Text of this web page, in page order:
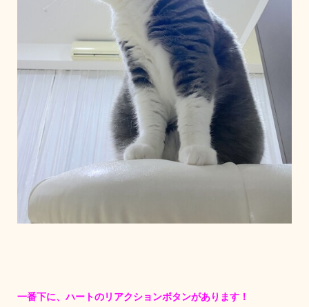
一番下に、ハートのリアクションボタンがあります！